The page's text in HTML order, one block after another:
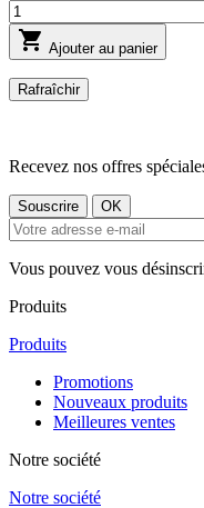
 Ajouter au panier
Recevez nos offres
Vous pouvez vous
Produits
Produits
Promotions
Nouveaux produits
Meilleures ventes
Notre société
Notre société